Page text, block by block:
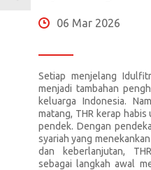
06 Mar 2026
Setiap menjelang
menjadi tambahan
keluarga Indonesia.
matang, THR kerap
pendek. Dengan
syariah yang
dan keberlanjutan,
sebagai langkah awal